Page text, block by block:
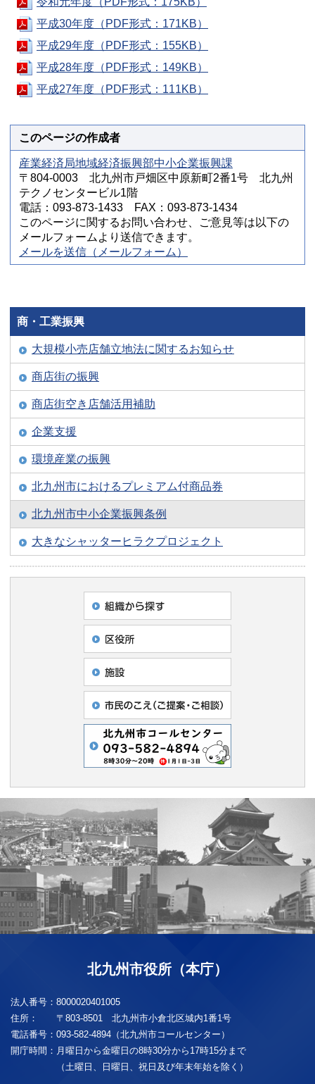
平成30年度（PDF形式：171KB）
平成29年度（PDF形式：155KB）
平成28年度（PDF形式：149KB）
平成27年度（PDF形式：111KB）
このページの作成者
産業経済局地域経済振興部中小企業振興課
〒804-0003 北九州市戸畑区中原新町2番1号 北九州
テクノセンタービル1階
電話：093-873-1433 FAX：093-873-1434
このページに関するお問い合わせ、ご意見等は以下の
メールフォームより送信できます。
メールを送信（メールフォーム）
商・工業振興
大規模小売店舗立地法に関するお知らせ
商店街の振興
商店街空き店舗活用補助
企業支援
環境産業の振興
北九州市におけるプレミアム付商品券
北九州市中小企業振興条例
大きなシャッターヒラクプロジェクト
北九州市役所（本庁）
法人番号： 8000020401005
住所：
〒803-8501 北九州市小倉北区城内1番1号
電話番号： 093-582-4894（北九州市コールセンター）
開庁時間： 月曜日から金曜日の8時30分から17時15分まで
（土曜日、日曜日、祝日及び年末年始を除く）